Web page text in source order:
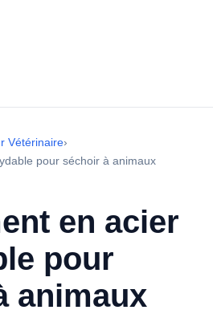
Vétérinaire›
pour séchoir à animaux
en acier
pour
animaux